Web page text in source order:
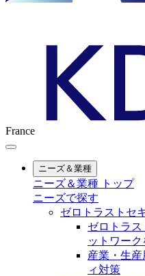
France
ニーズ＆業種
ニーズ＆業種 トップ
ニーズで探す
ゼロトラストセ
ゼロトラ
ットワー
産業・生
ィ対策